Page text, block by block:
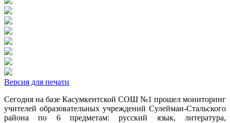
Версия для печати
Сегодня на базе Касумкентской СОШ №1 прошел мониторинг
учителей образовательных учреждений Сулейман-Стальского
района по 6 предметам: русский язык, литература,